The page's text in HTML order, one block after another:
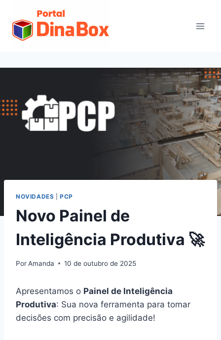
NOVIDADES |PCP
Novo Painel de
Inteligência Produtiva 🚀
PorAmanda 10 de outubro de 2025
Apresentamos o Painel de Inteligência
Produtiva: Sua nova ferramenta para tomar
decisões com precisão e agilidade!